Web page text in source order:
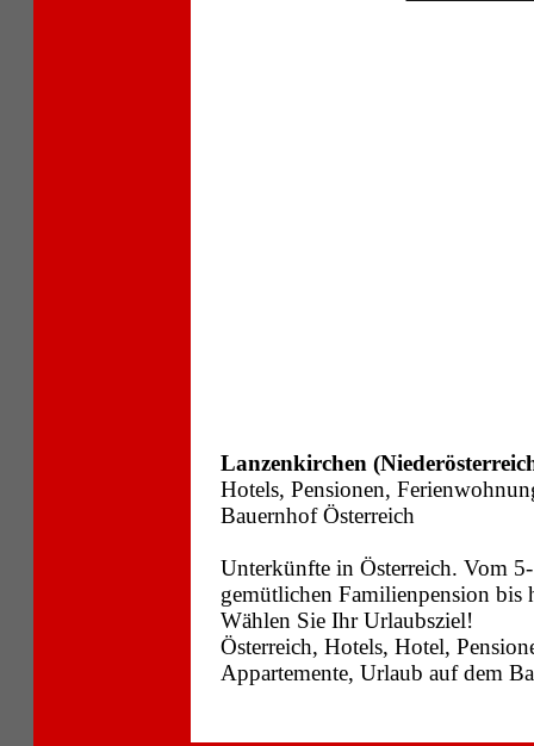
Lanzenkirchen
Hotels, Pensionen,
Bauernhof Österreich
Unterkünfte in Österreich. Vom
gemütlichen Familienpension
Wählen Sie Ihr Urlaubsziel!
Österreich, Hotels, Hotel,
Appartemente, Urlaub auf dem